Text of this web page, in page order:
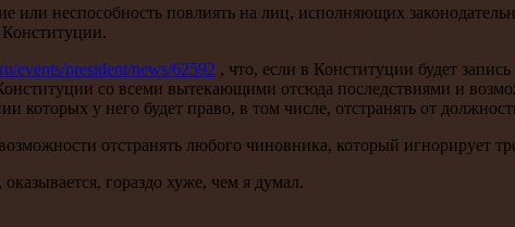
или неспособность повлиять на лиц, исполняющих
events/president/news/62592 , что, если в Конституции будет
со всеми вытекающими отсюда последствиями и
которых у него будет право, в том числе, отстранять от
отстранять любого чиновника, который игнорирует
гораздо хуже, чем я думал.